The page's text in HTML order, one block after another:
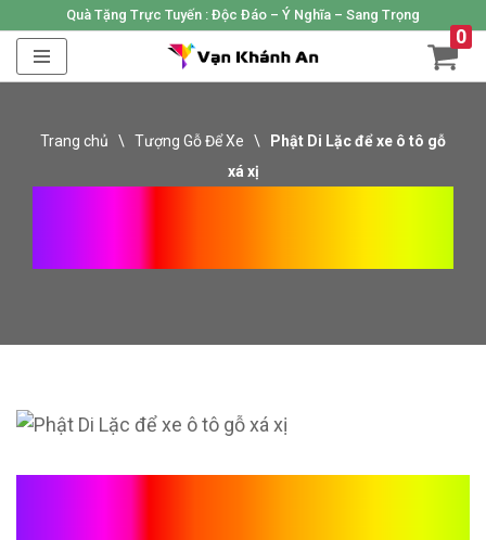
Skip
Quà Tặng Trực Tuyến : Độc Đáo – Ý Nghĩa – Sang Trọng
0
Trang chủ \ Tượng Gỗ Để Xe \
Phật Di Lặc để xe ô tô gỗ
xá xị